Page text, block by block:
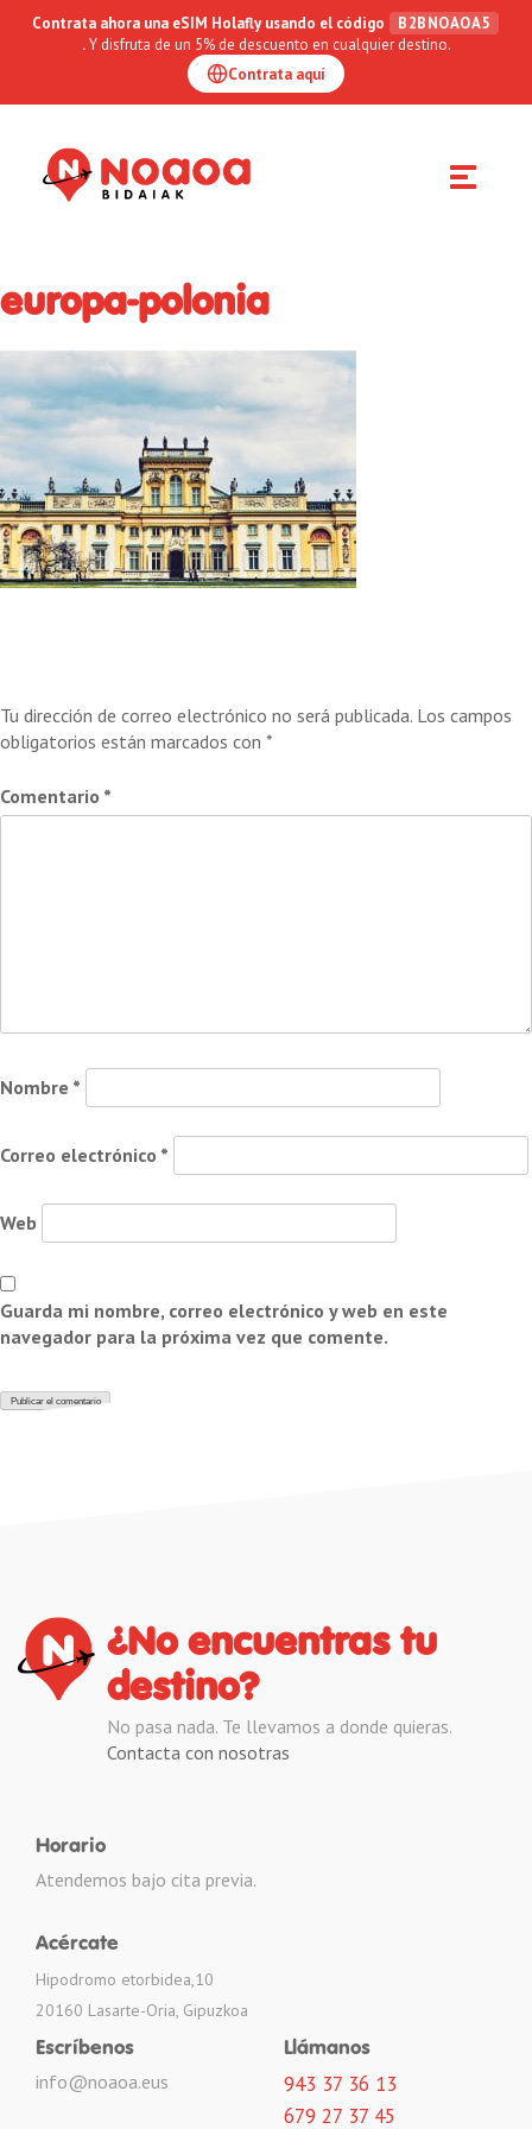
Contrata ahora una eSIM Holafly usando el código
B2BNOAOA5
. Y disfruta de un 5% de descuento en cualquier destino.
Contrata aquí
Toggle
navigation
europa-polonia
Tu dirección de correo electrónico no será publicada. Los campos
obligatorios están marcados con *
Comentario *
Nombre *
Correo electrónico *
Web
Guarda mi nombre, correo electrónico y web en este
navegador para la próxima vez que comente.
¿No encuentras tu
destino?
No pasa nada. Te llevamos a donde quieras.
Contacta con nosotras
Horario
Atendemos bajo cita previa.
Acércate
Hipodromo etorbidea,10
20160 Lasarte-Oria, Gipuzkoa
Escríbenos
info@noaoa.eus
Llámanos
943 37 36 13
679 27 37 45